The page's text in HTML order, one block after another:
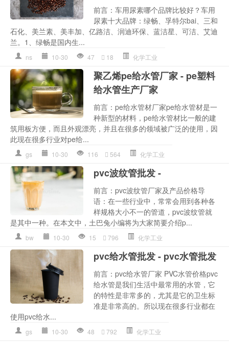
前言：车用尿素哪个品牌比较好？车用
尿素十大品牌：绿畅、孚特尔bai、三和
石化、美兰素、美丰加、亿路洁、润迪环保、蓝洁星、可洁、艾迪
兰。1、绿畅是国内生...
ns 10-30 47 18 化学工业
聚乙烯pe给水管厂家 - pe塑料
给水管生产厂家
前言：pe给水管材厂家pe给水管材是一
种新型的材料，pe给水管材比一般的建
筑用板方便，而且外观漂亮，并且在很多的领域被广泛的使用，因
此现在很多行业对pe给...
gs 10-30 116 564 化学工业
pvc波纹管批发 -
前言：pvc波纹管厂家及产品价格导
语：在一些行业中，常常会用到各种各
样规格大小不一的管道，pvc波纹管就
是其中一种。在本文中，土巴兔小编将为大家简要介绍p...
bw 10-30 15 796 化学工业
pvc给水管批发 - pvc水管批发
前言：pvc给水管厂家 PVC水管价格pvc
给水管是我们生活中最常用的水管，它
的特性是非常多的，尤其是它的卫生标
准是非常高的。所以现在很多行业都在
使用pvc给水...
gs 10-30 48 792 化学工业